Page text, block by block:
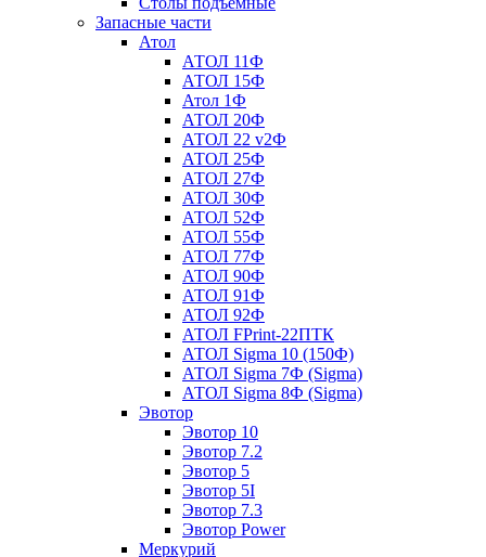
Запасные части
Атол
АТОЛ 11Ф
АТОЛ 15Ф
Атол 1Ф
АТОЛ 20Ф
АТОЛ 22 v2Ф
АТОЛ 25Ф
АТОЛ 27Ф
АТОЛ 30Ф
АТОЛ 52Ф
АТОЛ 55Ф
АТОЛ 77Ф
АТОЛ 90Ф
АТОЛ 91Ф
АТОЛ 92Ф
АТОЛ FPrint-22ПТК
АТОЛ Sigma 10 (150Ф)
АТОЛ Sigma 7Ф (Sigma)
АТОЛ Sigma 8Ф (Sigma)
Эвотор
Эвотор 10
Эвотор 7.2
Эвотор 5
Эвотор 5I
Эвотор 7.3
Эвотор Power
Меркурий